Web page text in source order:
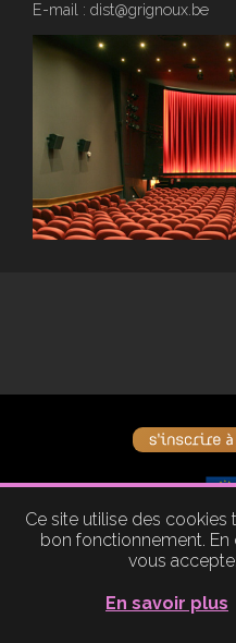
E-mail : dist@grignoux.be
Ce site utilise des cookies
bon fonctionnement. En
vous
En savoir plus